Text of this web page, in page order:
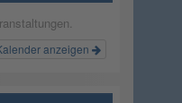
anzeigen